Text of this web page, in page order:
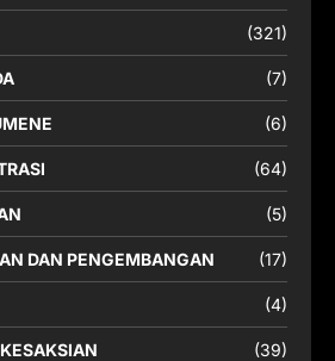
(321)
(7)
(6)
(64)
(5)
DAN PENGEMBANGAN (17)
(4)
(39)